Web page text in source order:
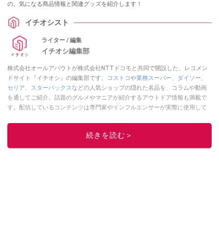
の。気になる商品情報と関連グッズを紹介します！
イチオシスト
ライター / 編集
イチオシ編集部
株式会社オールアバウトが株式会社NTTドコモと共同で開設した、レコメン
ドサイト『イチオシ』の編集部です。
コストコや業務スーパー、 ダイソー、
セリア、 スターバックスなどの人気ショップの隠れた名品を、コラムや動画
を通してご紹介。話題のグルメやマニアが紹介するアウトドア情報も満載で
す。配信しているコンテンツは専門家やインフルエンサーが実際に使用して
ニュースでフォロー
続きを読む＞